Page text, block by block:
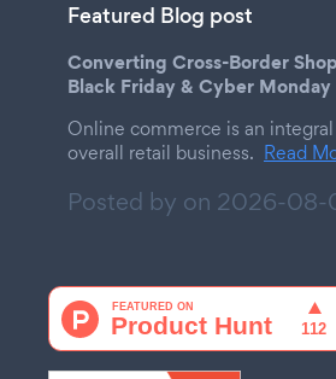
Featured Blog post
Converting Cross-Border
Black Friday & Cyber Monday
Online commerce is an
overall retail business. Read
Posted by on 2026-08-